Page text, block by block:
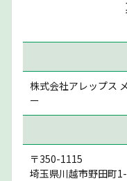
株式会社アレップス
ー
〒350-1115
埼玉県川越市野田町